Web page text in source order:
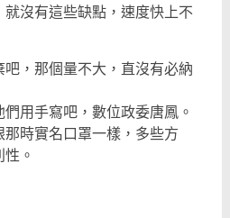
沒有這些缺點，速度快上不
，那個量不大，直沒有必納
用手寫吧，數位政委唐鳳。
時實名口罩一樣，多些方
。